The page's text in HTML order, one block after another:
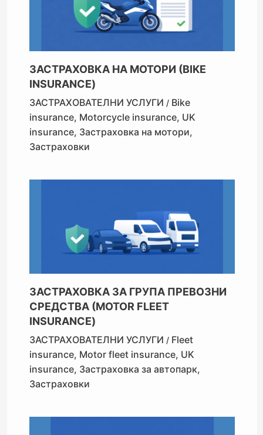
ЗАСТРАХОВКА НА МОТОРИ (BIKE
INSURANCE)
ЗАСТРАХОВАТЕЛНИ УСЛУГИ / Bike
insurance, Motorcycle insurance, UK
insurance, Застраховка на мотори,
Застраховки
ЗАСТРАХОВКА ЗА ГРУПА ПРЕВОЗНИ
СРЕДСТВА (MOTOR FLEET
INSURANCE)
ЗАСТРАХОВАТЕЛНИ УСЛУГИ / Fleet
insurance, Motor fleet insurance, UK
insurance, Застраховка за автопарк,
Застраховки